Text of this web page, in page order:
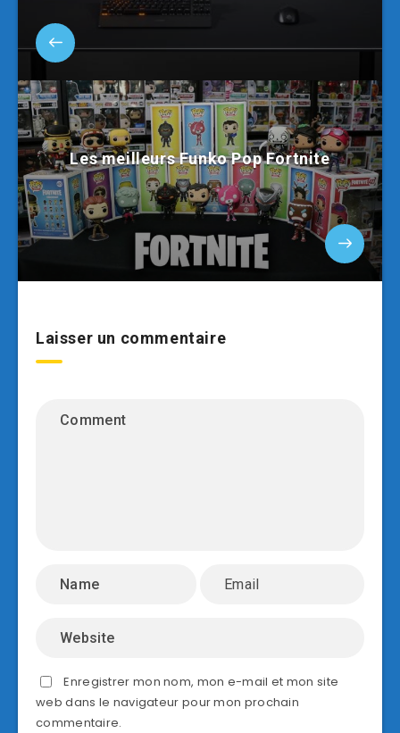
Les meilleurs Funko Pop Fortnite
Laisser un commentaire
Enregistrer mon nom, mon e-mail et mon site
web dans le navigateur pour mon prochain
commentaire.